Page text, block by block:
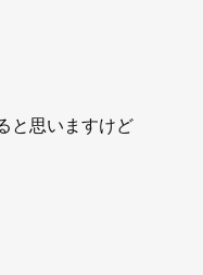
と思いますけど